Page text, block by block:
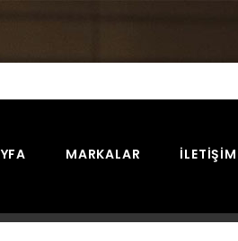
MARKALAR İLETIŞIM